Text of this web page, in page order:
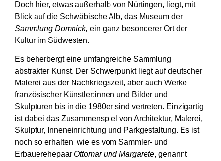
Doch hier, etwas außerhalb von Nürtingen, liegt, mit
Blick auf die Schwäbische Alb, das Museum der
Sammlung Domnick, ein ganz besonderer Ort der
Kultur im Südwesten.
Es beherbergt eine umfangreiche Sammlung
abstrakter Kunst. Der Schwerpunkt liegt auf deutscher
Malerei aus der Nachkriegszeit, aber auch Werke
französischer Künstler:innen und Bilder und
Skulpturen bis in die 1980er sind vertreten. Einzigartig
ist dabei das Zusammenspiel von Architektur, Malerei,
Skulptur, Inneneinrichtung und Parkgestaltung. Es ist
noch so erhalten, wie es vom Sammler- und
Erbauerehepaar Ottomar und Margarete, genannt